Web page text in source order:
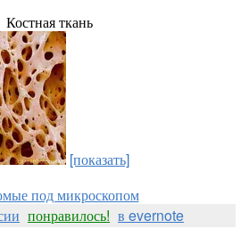
Костная ткань
[показать]
под микроскопом
понравилось! в evernote